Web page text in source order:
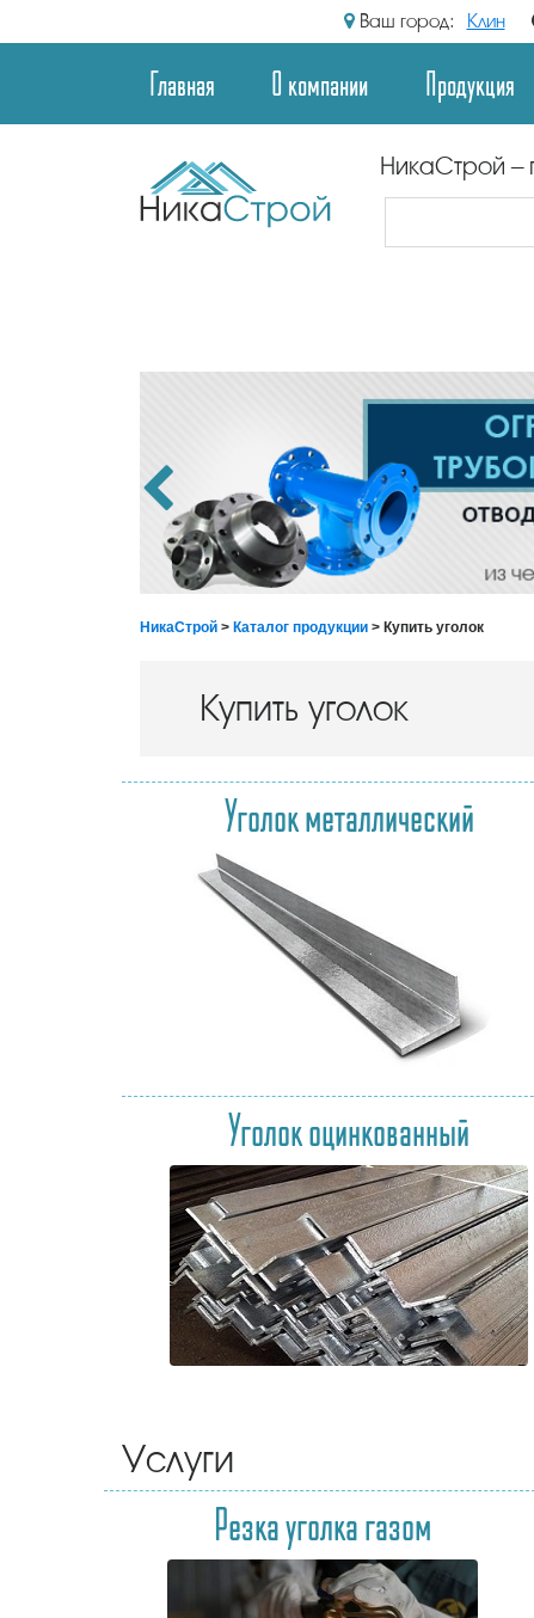
Ваш город: Клин
Главная О компании Продукция
НикаСтрой –
НикаСтрой > Каталог продукции > Купить уголок
Купить уголок
Уголок металлический
Уголок оцинкованный
Услуги
Резка уголка газом